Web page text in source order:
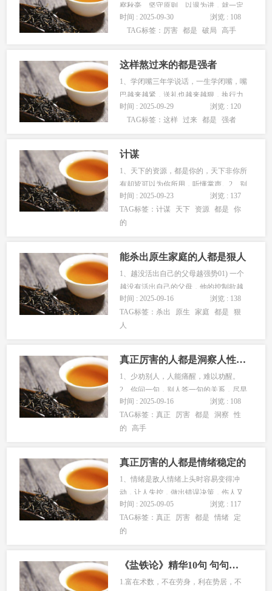
察秋毫、坚守原则、以退为进，就一定
能够从容应对，并赢得胜利。2、破敌人
的局去对标他，去模仿他，去复制他，
你会发现，你已成功破局。3、破自己的
局只有打破自己常规的思维局限，...
时间 : 2025-09-30
浏览 : 108
TAG标签： 厉害 都是 破局 高手
这样熬过来的都是强者
1、学闭嘴三年学说话，一生学闭嘴，嘴
巴越来越紧，送礼也越来越狠，执行力
越来越强，说话却越来走越慢。2、不较
真很多事情真的没有答案，都是糊涂
毫无意义。3、耐住性子你又急又闹，想
得到的结果，远不如老天爷安排的周...
时间 : 2025-09-29
浏览 : 120
TAG标签：这样 过来 都是 强者
计谋
1、天下的资源，都是你的，天下非你所
有却皆可以为你所用，听懂掌声。2、别
人问你家住哪，其实是在判断你家有多
少钱。3、初次见面和女生手时，挠挠她
的手心，可以为你节省很多时间。4、别
荷花采莲藕，采了莲藕卖钱花。...
时间 : 2025-09-23
浏览 : 137
TAG标签：计谋 天下 资源 都是
你
的
能杀出原生家庭的人都是狠人
1、越没活出自己的父母越强势01) 一个
越没有活出自己的父母，他的控制欲越
强。他越是会把自己没有活出来的样
子，需要他的孩子去完成他的任务，把
自己没过过的幻想，投射给他的孩子。
文化和层次，他们的90%的建...
时间 : 2025-09-16
浏览 : 138
TAG标签： 杀出 原生 家庭 都是
狠
人
真正厉害的人都是洞察人性的高手
1、少劝别人，人能痛醒，难以劝醒。
2、你问一句，别人答一句的关系，尽早
远离。3、善良毫无意义，实力才是关
键。4、记住别人生气时说的话，往往那
就是真相。5、别人说的玩笑话，很可能
好色，99%的女人都爱钱。...
时间 : 2025-09-16
浏览 : 108
TAG标签：真正 厉害 都是 洞察
性
的
高手
真正厉害的人都是情绪稳定的
1、情绪是敌人情绪上头时容易变得冲
动，让人失控，做出错误决策，伤人又
伤己2、冷静厉害的人遇事冷静，泰山压
顶仍然从容;这有利于自己能够清晰的看
清局势，做出最优选择3、情绪成本高被
生活里破坏关系，情绪稳定的心态...
时间 : 2025-09-05
浏览 : 117
TAG标签：真正 厉害 都是 情绪
定
的
《盐铁论》精华10句 句句都是智慧 看完醍醐灌顶 读懂少走10年弯路!
1.富在术数，不在劳身，利在势居，不